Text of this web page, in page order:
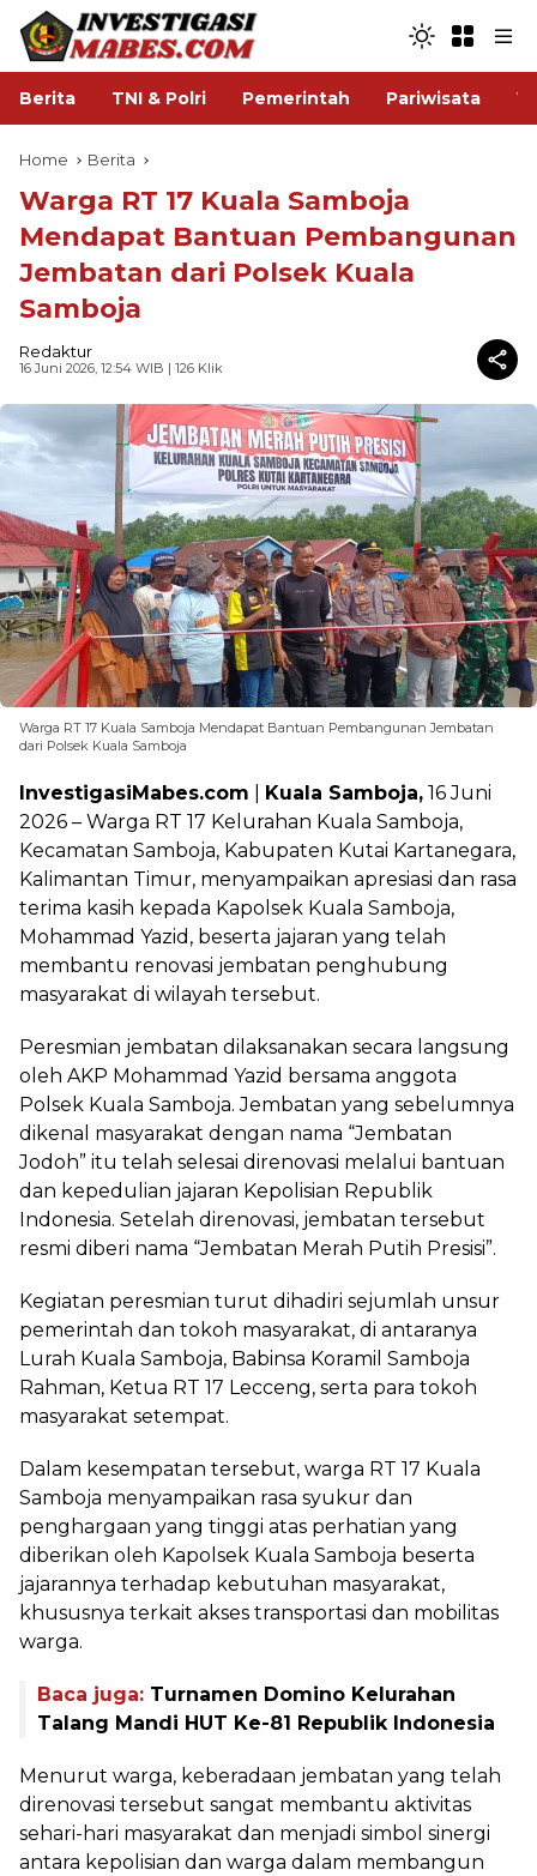
Berita TNI & Polri Pemerintah Pariwisata
Home Berita
Warga RT 17 Kuala Samboja
Mendapat Bantuan Pembangunan
Jembatan dari Polsek Kuala
Samboja
Redaktur
16 Juni 2026, 12:54 WIB | 126 Klik
Warga RT 17 Kuala Samboja Mendapat Bantuan Pembangunan Jembatan
dari Polsek Kuala Samboja
InvestigasiMabes.com Kuala Samboja, 16 Juni
2026 – Warga RT 17 Kelurahan Kuala Samboja,
Kecamatan Samboja, Kabupaten Kutai Kartanegara,
Kalimantan Timur, menyampaikan apresiasi dan rasa
terima kasih kepada Kapolsek Kuala Samboja,
Mohammad Yazid, beserta jajaran yang telah
membantu renovasi jembatan penghubung
masyarakat di wilayah tersebut.
Peresmian jembatan dilaksanakan secara langsung
oleh AKP Mohammad Yazid bersama anggota
Polsek Kuala Samboja. Jembatan yang sebelumnya
dikenal masyarakat dengan nama “Jembatan
Jodoh” itu telah selesai direnovasi melalui bantuan
dan kepedulian jajaran Kepolisian Republik
Indonesia. Setelah direnovasi, jembatan tersebut
resmi diberi nama “Jembatan Merah Putih Presisi”.
Kegiatan peresmian turut dihadiri sejumlah unsur
pemerintah dan tokoh masyarakat, di antaranya
Lurah Kuala Samboja, Babinsa Koramil Samboja
Rahman, Ketua RT 17 Lecceng, serta para tokoh
masyarakat setempat.
Dalam kesempatan tersebut, warga RT 17 Kuala
Samboja menyampaikan rasa syukur dan
penghargaan yang tinggi atas perhatian yang
diberikan oleh Kapolsek Kuala Samboja beserta
jajarannya terhadap kebutuhan masyarakat,
khususnya terkait akses transportasi dan mobilitas
warga.
Baca juga: Turnamen Domino Kelurahan
Talang Mandi HUT Ke-81 Republik Indonesia
Menurut warga, keberadaan jembatan yang telah
direnovasi tersebut sangat membantu aktivitas
sehari-hari masyarakat dan menjadi simbol sinergi
antara kepolisian dan warga dalam membangun